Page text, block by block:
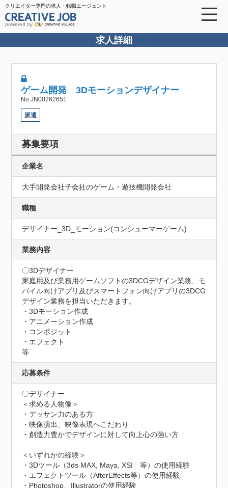
クリエイター専門の求人・転職エージェント
powered by
求人詳細
ゲーム開発 3Dモーションデザイナー
No.JN00262651
派遣
募集要項
企業名
大手開発会社子会社のゲーム・遊技機開発会社
職種
デザイナー_3D_モーション(コンシューマーゲーム)
業務内容
〇3Dデザイナー
家庭用及び業務用ゲームソフトの3DCGデザイン業務、モ
バイル向けアプリ及びスマートフォン向けアプリの3DCG
デザイン業務を担当いただきます。
・3Dモーション作成
・アニメーション作成
・コンポジット
・エフェクト
等
応募条件
〇デザイナー
＜求める人物像＞
・デッサン力のある方
・映像演出、映像表現へこだわり
・創造力豊かでデザインに対して向上心の強い方
＜いずれかの経験＞
・3Dツール（3ds MAX, Maya, XSI　等）の使用経験
・エフェクトツール（AfterEffects等）の使用経験
・Photoshop、Illustratorの使用経験